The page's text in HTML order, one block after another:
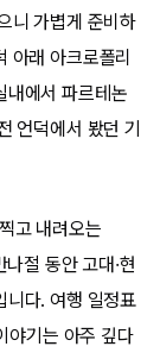
니 가볍게 준비하
아래 아크로폴리
내에서 파르테논
언덕에서 봤던 기
고 내려오는
절 동안 고대·현
니다. 여행 일정표
야기는 아주 깊다